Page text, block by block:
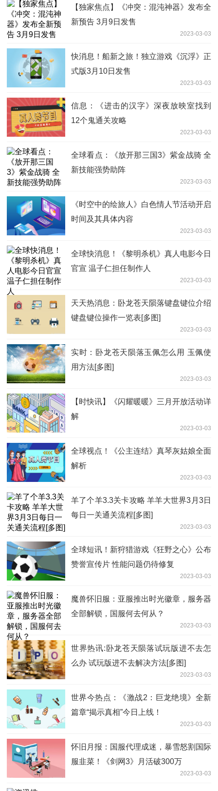
【独家焦点】《冲突：混沌神器》发布全
新预告 3月9日发售
2023-03-03
快消息！船新之旅！独立游戏《沉浮》正
式版3月10日发售
2023-03-03
信息：《进击的汉字》深夜放映室找到
12个鬼通关攻略
2023-03-03
全球看点：《放开那三国3》紫金战骑 全
新技能强势助阵
2023-03-03
《时空中的绘旅人》白色情人节活动开启
时间及其具体内容
2023-03-03
全球快消息！《黎明杀机》真人电影今日
官宣 温子仁担任制作人
2023-03-03
天天热消息：卧龙苍天陨落键盘键位介绍
键盘键位操作一览表[多图]
2023-03-03
实时：卧龙苍天陨落玉佩怎么用 玉佩使
用方法[多图]
2023-03-03
【时快讯】《闪耀暖暖》三月开放活动详
解
2023-03-03
全球视点！《公主连结》真琴灰姑娘全面
解析
2023-03-03
羊了个羊3.3关卡攻略 羊羊大世界3月3日
每日一关通关流程[多图]
2023-03-03
全球短讯！新狩猎游戏《狂野之心》公布
赞誉宣传片 性能问题仍待修复
2023-03-03
魔兽怀旧服：亚服推出时光徽章，服务器
全部解锁，国服何去何从？
2023-03-03
世界热讯:卧龙苍天陨落试玩版进不去怎
么办 试玩版进不去解决方法[多图]
2023-03-03
世界今热点：《激战2：巨龙绝境》全新
篇章“揭示真相”今日上线！
2023-03-03
怀旧月报：国服代理成迷，暴雪怒割国际
服韭菜！《剑网3》月活破300万
2023-03-03